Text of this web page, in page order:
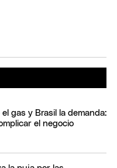
gas y Brasil la demanda:
el negocio